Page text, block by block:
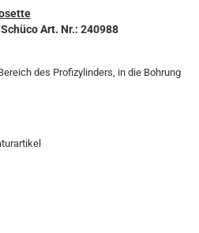
Art. Nr.: 240988
des Profizylinders, in die Bohrung